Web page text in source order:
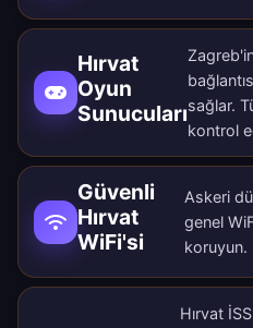
Hırvat
Oyun
Sunucularısağlar.
kontrol
Güvenli
Hırvat
WiFi'si
Askeri
genel
koruyun.
Hırvat